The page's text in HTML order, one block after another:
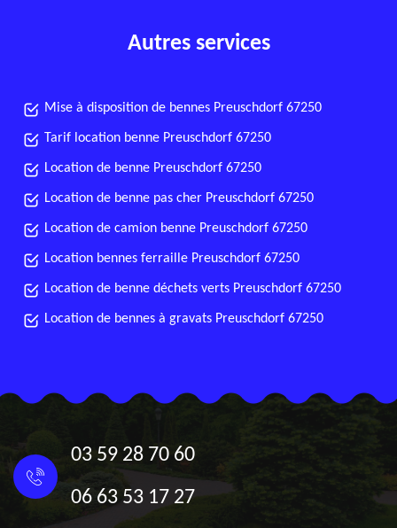
Autres services
Mise à disposition de bennes Preuschdorf 67250
Tarif location benne Preuschdorf 67250
Location de benne Preuschdorf 67250
Location de benne pas cher Preuschdorf 67250
Location de camion benne Preuschdorf 67250
Location bennes ferraille Preuschdorf 67250
Location de benne déchets verts Preuschdorf 67250
Location de bennes à gravats Preuschdorf 67250
03 59 28 70 60
06 63 53 17 27